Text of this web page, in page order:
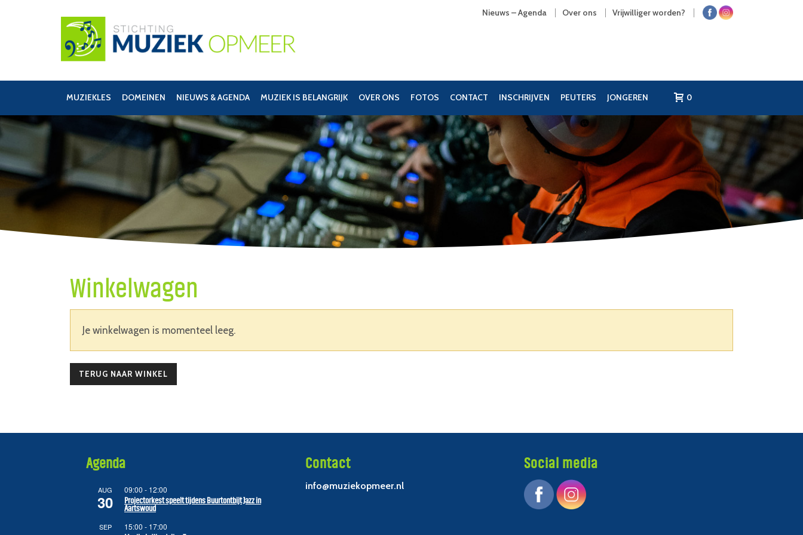
Nieuws – Agenda Over ons Vrijwilliger worden?
MUZIEKLES DOMEINEN NIEUWS & AGENDA MUZIEK IS BELANGRIJK OVER ONS FOTOS CONTACT INSCHRIJVEN PEUTERS JONGEREN 0
Winkelwagen
Je winkelwagen is momenteel leeg.
TERUG NAAR WINKEL
Agenda
AUG
30
09:00 - 12:00
Projectorkest speelt tijdens Buurtontbijt Jazz in
Aartswoud
SEP 15:00 - 17:00
Contact
info@muziekopmeer.nl
Social media